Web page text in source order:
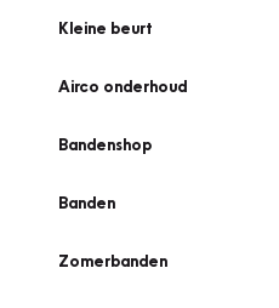
Kleine beurt
Airco onderhoud
Bandenshop
Banden
Zomerbanden